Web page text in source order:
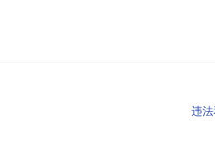
违